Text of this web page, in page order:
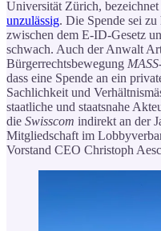
Universität Zürich,
unzulässig. Die Spende sei
zwischen dem E-ID-Gesetz
schwach. Auch der Anwalt
Bürgerrechtsbewegung
dass eine Spende an ein
Sachlichkeit und
staatliche und staatsnahe
die Swisscom indirekt an der
Mitgliedschaft im
Vorstand CEO Christoph